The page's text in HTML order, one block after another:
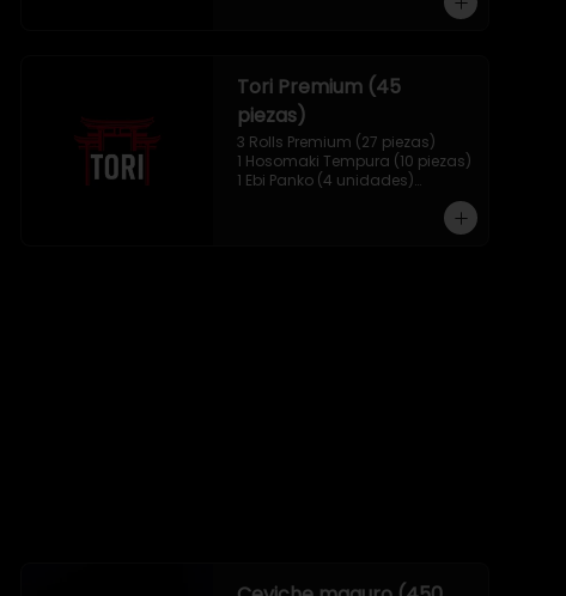
Tori Premium (45
piezas)
3 Rolls Premium (27 piezas)
1 Hosomaki Tempura (10 piezas)
1 Ebi Panko (4 unidades)